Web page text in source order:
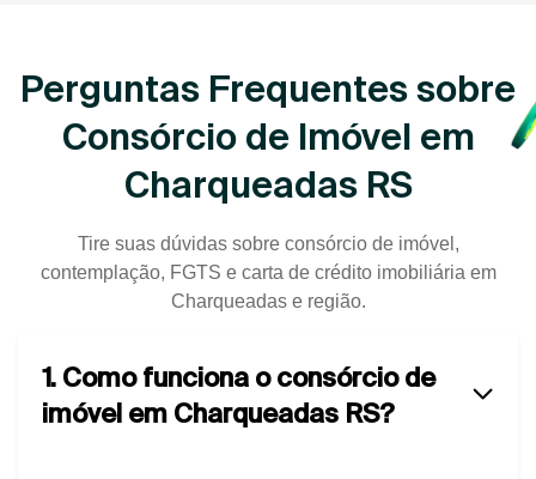
Perguntas Frequentes sobre
Consórcio de Imóvel em
Charqueadas RS
Tire suas dúvidas sobre consórcio de imóvel,
contemplação, FGTS e carta de crédito imobiliária em
Charqueadas e região.
1. Como funciona o consórcio de
imóvel em Charqueadas RS?